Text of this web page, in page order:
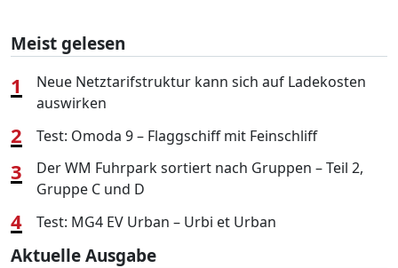
Meist gelesen
1
Neue Netztarifstruktur kann sich auf Ladekosten
auswirken
2 Test: Omoda 9 – Flaggschiff mit Feinschliff
3
Der WM Fuhrpark sortiert nach Gruppen – Teil 2,
Gruppe C und D
4 Test: MG4 EV Urban – Urbi et Urban
Aktuelle Ausgabe